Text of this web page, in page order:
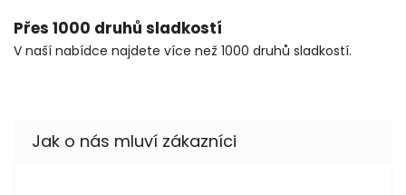
Přes 1000 druhů sladkostí
V naší nabídce najdete více než 1000 druhů sladkostí.